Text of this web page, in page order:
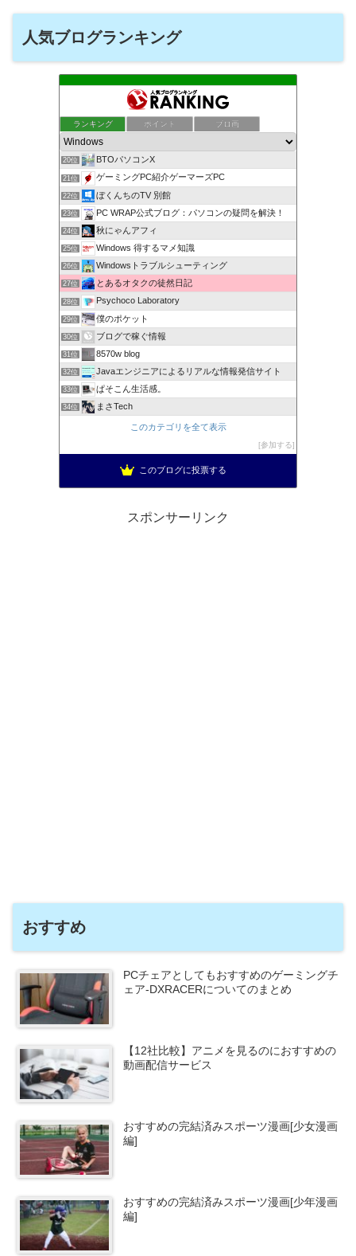
人気ブログランキング
ランキング ポイント ブロ画
20位 BTOパソコンX
21位 ゲーミングPC紹介ゲーマーズPC
22位 ぼくんちのTV 別館
23位 PC WRAP公式ブログ：パソコンの疑問を解決！
24位 秋にゃんアフィ
25位 Windows 得するマメ知識
26位 Windowsトラブルシューティング
27位 とあるオタクの徒然日記
28位 Psychoco Laboratory
29位 僕のポケット
30位 ブログで稼ぐ情報
31位 8570w blog
32位 Javaエンジニアによるリアルな情報発信サイト
33位 ぱそこん生活感。
34位 まさTech
このカテゴリを全て表示
参加する
このブログに投票する
スポンサーリンク
おすすめ
PCチェアとしてもおすすめのゲーミングチ
ェア-DXRACERについてのまとめ
【12社比較】アニメを見るのにおすすめの
動画配信サービス
おすすめの完結済みスポーツ漫画[少女漫画
編]
おすすめの完結済みスポーツ漫画[少年漫画
編]